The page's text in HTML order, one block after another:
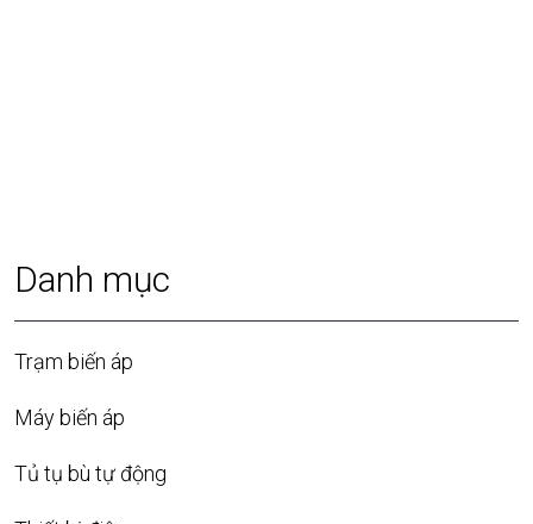
Danh mục
Trạm biến áp
Máy biến áp
Tủ tụ bù tự động